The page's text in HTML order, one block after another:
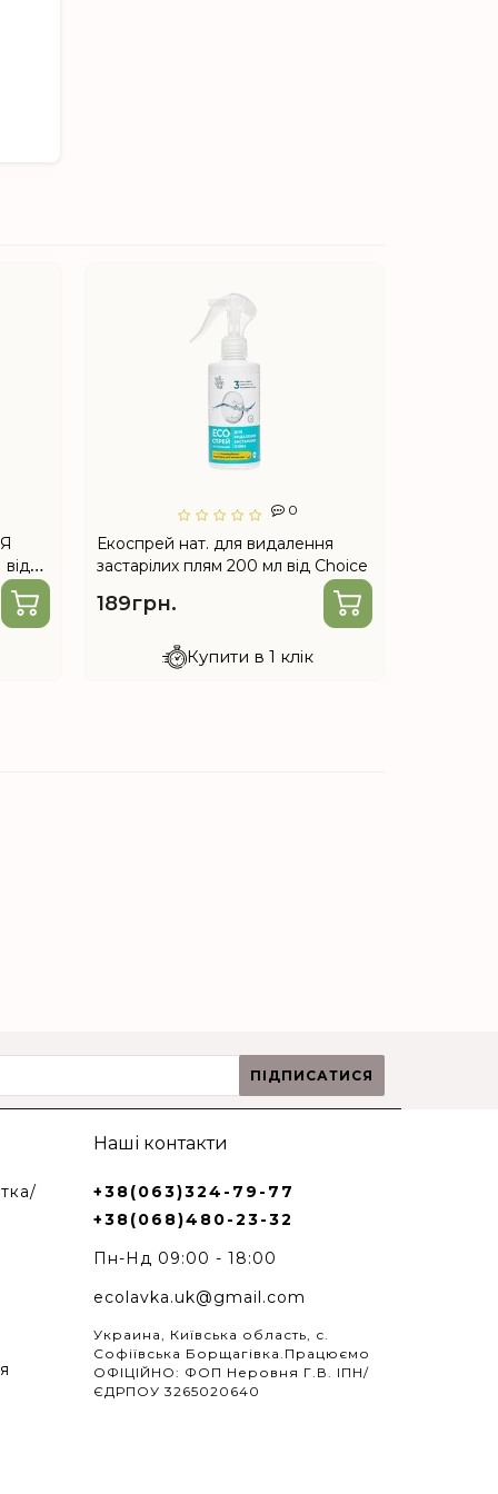
0
Екоспрей нат. для видалення
застарілих плям 200 мл від Choice
189грн.
Купити в 1 клік
ПІДПИСАТИСЯ
Наші контакти
+38(063)324-79-77
+38(068)480-23-32
Пн-Нд 09:00 - 18:00
ecolavka.uk@gmail.com
Украина, Київська область, с.
Софіївська Борщагівка.Працюємо
ОФІЦІЙНО: ФОП Неровня Г.В. ІПН/
ЄДРПОУ 3265020640